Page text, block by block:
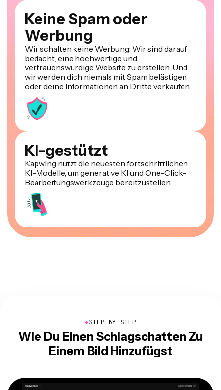
Keine Spam oder
Werbung
Wir schalten keine Werbung: Wir sind darauf
bedacht, eine hochwertige und
vertrauenswürdige Website zu erstellen. Und
wir werden dich niemals mit Spam belästigen
oder deine Informationen an Dritte verkaufen.
KI-gestützt
Kapwing nutzt die neuesten fortschrittlichen
KI-Modelle, um generative KI und One-Click-
Bearbeitungswerkzeuge bereitzustellen.
●STEP BY STEP
Wie Du Einen Schlagschatten Zu
Einem Bild Hinzufügst